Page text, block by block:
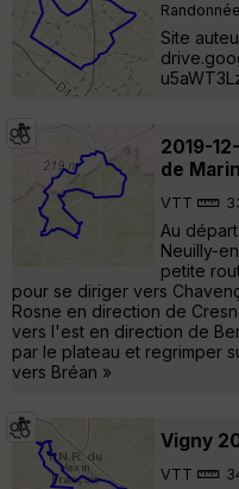
Site
2019-
de
VTT
Au
Neuilly-
petite
pour se diriger vers
Rosne en direction de
vers l'est en direction de
par le plateau et regrimper
vers Bréan »
Vigny
VTT